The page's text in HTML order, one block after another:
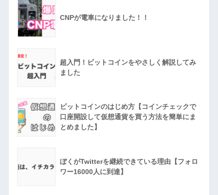
CNPが電車になりました！！
超入門！ビットコインをやさしく解説してみ
ました
ビットコインのはじめ方【コインチェックで
口座開設して仮想通貨を買う方法を簡単にま
とめました】
ぼくがTwitterを継続できている理由【フォロ
ワー16000人に到達】